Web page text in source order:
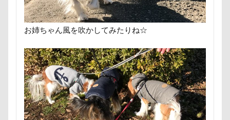
お姉ちゃん風を吹かしてみたりね☆
犬と泊まれる宿
玉ボケ
犬から訊いた「お留守番の
特集
特等席 牛革鑑札入れ
着物
真剣 看板犬 目黒区 皮膚
疲れた
玲凰（れおん）くん 異父姉妹
異母兄
甚平
甘エビ 琥龍くん 琥珀ちゃん
焼き芋
炭火焼肉 船渡 模様替え
毛呂山町